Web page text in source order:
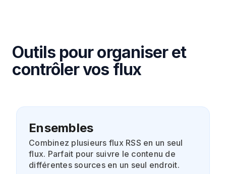
Outils pour organiser et
contrôler vos flux
Ensembles
Combinez plusieurs flux RSS en un seul
flux. Parfait pour suivre le contenu de
différentes sources en un seul endroit.